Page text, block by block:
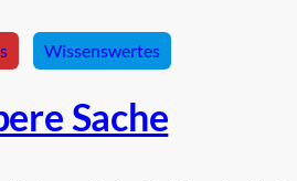
Wissenswertes
Sache